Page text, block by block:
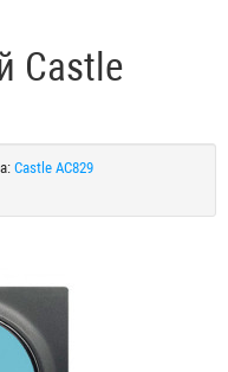
Castle
Castle AC829